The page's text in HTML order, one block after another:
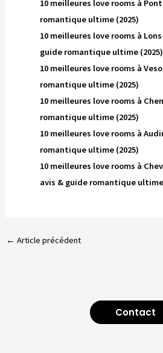
10 meilleures love rooms à
romantique ultime (2025)
10 meilleures love rooms à
guide romantique ultime (2025)
10 meilleures love rooms à
romantique ultime (2025)
10 meilleures love rooms à
romantique ultime (2025)
10 meilleures love rooms à
romantique ultime (2025)
10 meilleures love rooms à
avis & guide romantique ultime
← Article précédent
Contact